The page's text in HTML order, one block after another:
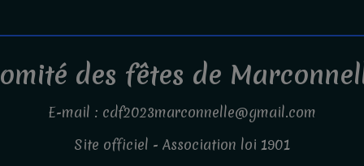
des fêtes de
E-mail : cdf2023marconnelle@gmail.com
Site officiel - Association loi 1901